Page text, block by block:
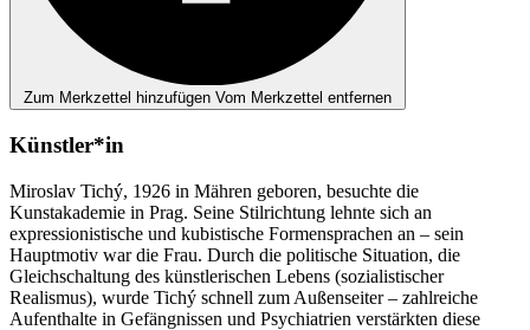
Zum Merkzettel hinzufügen Vom Merkzettel entfernen
Künstler*in
Miroslav Tichý, 1926 in Mähren geboren, besuchte die
Kunstakademie in Prag. Seine Stilrichtung lehnte sich an
expressionistische und kubistische Formensprachen an – sein
Hauptmotiv war die Frau. Durch die politische Situation, die
Gleichschaltung des künstlerischen Lebens (sozialistischer
Realismus), wurde Tichý schnell zum Außenseiter – zahlreiche
Aufenthalte in Gefängnissen und Psychiatrien verstärkten diese